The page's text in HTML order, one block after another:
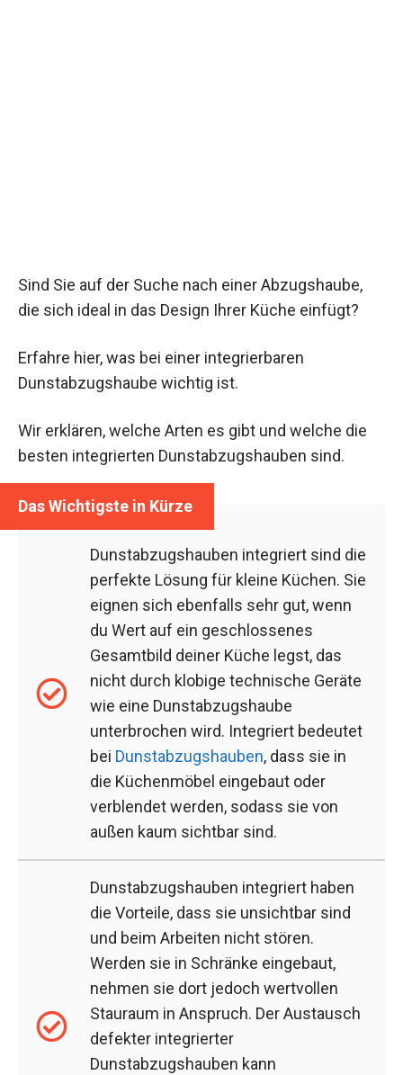
Sind Sie auf der Suche nach einer Abzugshaube,
die sich ideal in das Design Ihrer Küche einfügt?
Erfahre hier, was bei einer integrierbaren
Dunstabzugshaube wichtig ist.
Wir erklären, welche Arten es gibt und welche die
besten integrierten Dunstabzugshauben sind.
Dunstabzugshauben integriert sind die
perfekte Lösung für kleine Küchen. Sie
eignen sich ebenfalls sehr gut, wenn
du Wert auf ein geschlossenes
Gesamtbild deiner Küche legst, das
nicht durch klobige technische Geräte
wie eine Dunstabzugshaube
unterbrochen wird. Integriert bedeutet
bei Dunstabzugshauben, dass sie in
die Küchenmöbel eingebaut oder
verblendet werden, sodass sie von
außen kaum sichtbar sind.
Dunstabzugshauben integriert haben
die Vorteile, dass sie unsichtbar sind
und beim Arbeiten nicht stören.
Werden sie in Schränke eingebaut,
nehmen sie dort jedoch wertvollen
Stauraum in Anspruch. Der Austausch
defekter integrierter
Dunstabzugshauben kann